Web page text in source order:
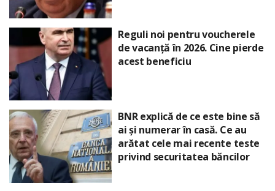
Reguli noi pentru voucherele
de vacanță în 2026. Cine pierde
acest beneficiu
BNR explică de ce este bine să
ai și numerar în casă. Ce au
arătat cele mai recente teste
privind securitatea băncilor